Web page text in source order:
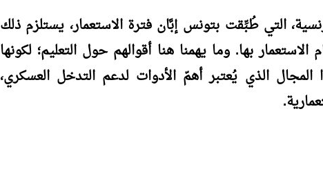
التي طُبِّقت بتونس إبَّان فترة الاستعمار، يستلزم ذلك
بها. وما يهمنا هنا أقوالهم حول التعليم؛ لكونها
المجال الذي يُعتبر أهمّ الأدوات لدعم التدخل العسكري،